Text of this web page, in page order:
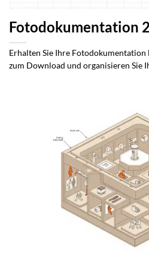
Fotodokumentation 2
Erhalten Sie Ihre Fotodokumentation
zum Download und organisieren Sie